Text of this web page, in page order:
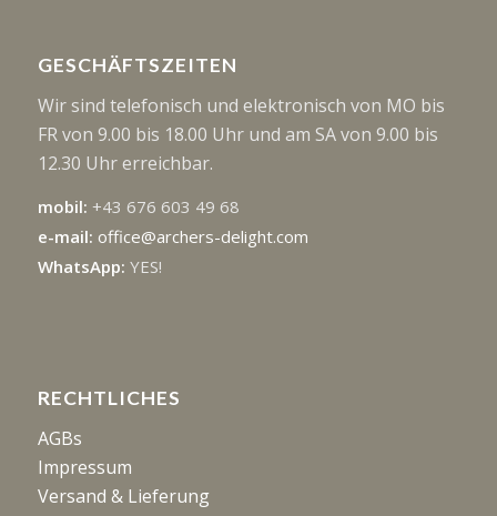
GESCHÄFTSZEITEN
Wir sind telefonisch und elektronisch von MO bis
FR von 9.00 bis 18.00 Uhr und am SA von 9.00 bis
12.30 Uhr erreichbar.
mobil: +43 676 603 49 68
e-mail: office@archers-delight.com
WhatsApp: YES!
RECHTLICHES
AGBs
Impressum
Versand & Lieferung